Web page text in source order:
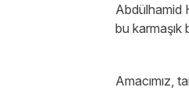
Abdülhamid
bu karmaşık
Amacımız,